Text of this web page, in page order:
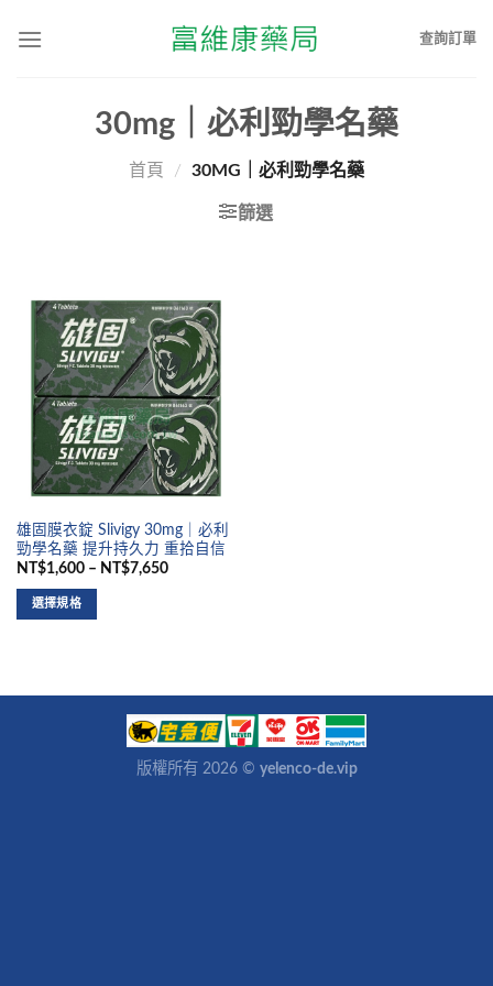
查詢訂單
30mg｜必利勁學名藥
首頁 / 30MG｜必利勁學名藥
篩選
雄固膜衣錠 Slivigy 30mg｜必利
勁學名藥 提升持久力 重拾自信
NT$1,600 – NT$7,650
選擇規格
版權所有 2026 © yelenco-de.vip